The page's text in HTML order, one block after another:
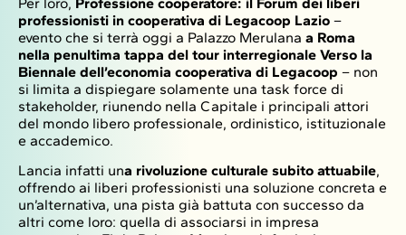
professionisti in cooperativa di Legacoop Lazio –
evento che si terrà oggi a Palazzo Merulana a Roma
nella penultima tappa del tour interregionale Verso la
Biennale dell’economia cooperativa di Legacoop – non
si limita a dispiegare solamente una task force di
stakeholder, riunendo nella Capitale i principali attori
del mondo libero professionale, ordinistico, istituzionale
e accademico.
Lancia infatti una rivoluzione culturale subito attuabile,
offrendo ai liberi professionisti una soluzione concreta e
un’alternativa, una pista già battuta con successo da
altri come loro: quella di associarsi in impresa